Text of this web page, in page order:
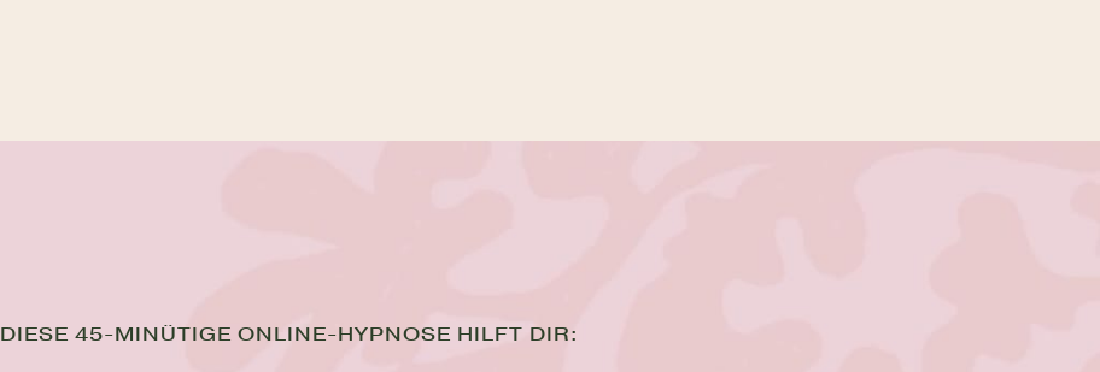
DIESE 45-MINÜTIGE ONLINE-HYPNOSE HILFT DIR: